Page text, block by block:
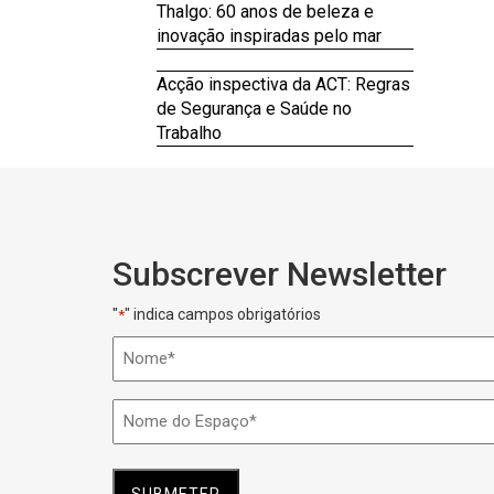
Thalgo: 60 anos de beleza e
inovação inspiradas pelo mar
Acção inspectiva da ACT: Regras
de Segurança e Saúde no
Trabalho
Subscrever Newsletter
"*" indica campos obrigatórios
Nome
Nome
do